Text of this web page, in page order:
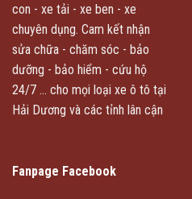
con - xe tải - xe ben - xe
chuyên dụng. Cam kết nhận
sửa chữa - chăm sóc - bảo
dưỡng - bảo hiểm - cứu hộ
24/7 ... cho mọi loại xe ô tô tại
Hải Dương và các tỉnh lân cận
Fanpage Facebook